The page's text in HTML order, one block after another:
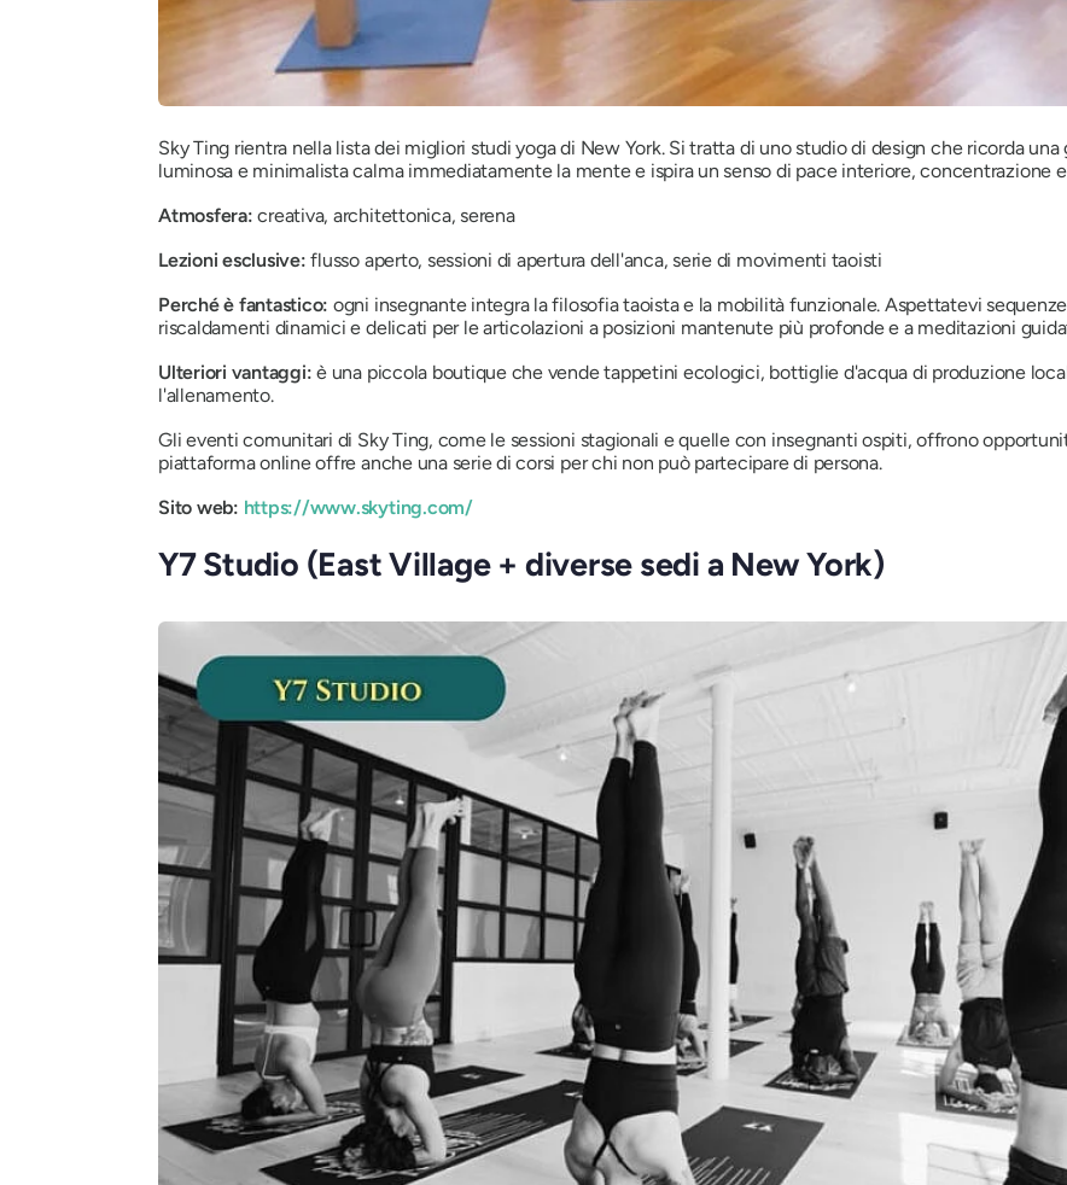
Sky Ting rientra nella lista dei migliori studi yoga di New York. Si tratta di uno studio di design che ricorda
luminosa e minimalista calma immediatamente la mente e ispira un senso di pace interiore, concentrazione
Atmosfera: creativa, architettonica, serena
Lezioni esclusive: flusso aperto, sessioni di apertura dell'anca, serie di movimenti taoisti
Perché è fantastico: ogni insegnante integra la filosofia taoista e la mobilità funzionale. Aspettatevi
riscaldamenti dinamici e delicati per le articolazioni a posizioni mantenute più profonde e a meditazioni
Ulteriori vantaggi: è una piccola boutique che vende tappetini ecologici, bottiglie d'acqua di produzione
l'allenamento.
Gli eventi comunitari di Sky Ting, come le sessioni stagionali e quelle con insegnanti ospiti, offrono
piattaforma online offre anche una serie di corsi per chi non può partecipare di persona.
Sito web: https://www.skyting.com/
Y7 Studio (East Village + diverse sedi a New York)